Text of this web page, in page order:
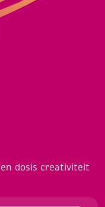
dosis creativiteit